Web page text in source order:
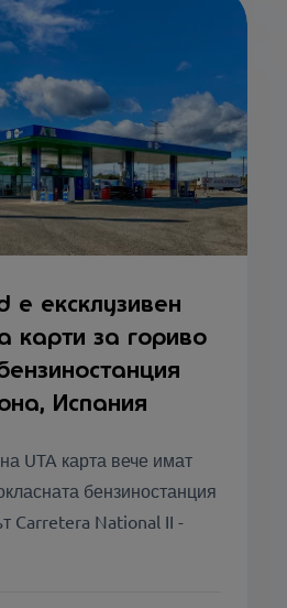
е ексклузивен
карти за гориво
Испания
UTA карта вече имат
бензиностанция
Carretera National II -